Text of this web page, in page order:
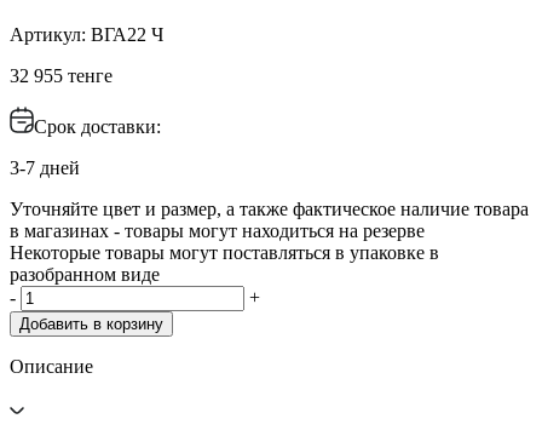
Артикул: ВГА22 Ч
32 955 тенге
Срок доставки:
3-7 дней
Уточняйте цвет и размер, а также фактическое наличие товара
в магазинах - товары могут находиться на резерве
Некоторые товары могут поставляться в упаковке в
разобранном виде
-
+
Добавить в корзину
Описание